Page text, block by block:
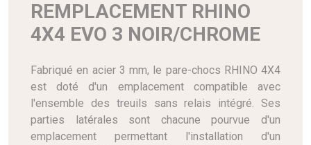
REMPLACEMENT RHINO
4X4 EVO 3 NOIR/CHROME
Fabriqué en acier 3 mm, le pare-chocs RHINO 4X4
est doté d'un emplacement compatible avec
l'ensemble des treuils sans relais intégré. Ses
parties latérales sont chacune pourvue d'un
emplacement permettant l'installation d'un